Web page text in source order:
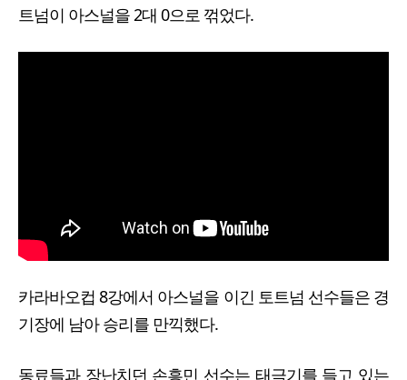
트넘이 아스널을 2대 0으로 꺾었다.
카라바오컵 8강에서 아스널을 이긴 토트넘 선수들은 경
기장에 남아 승리를 만끽했다.
동료들과 장난치던 손흥민 선수는 태극기를 들고 있는